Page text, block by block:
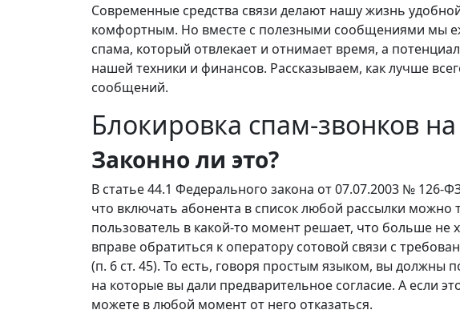
Современные средства связи делают нашу жизнь
комфортным. Но вместе с полезными сообщениями мы
спама, который отвлекает и отнимает время, а
нашей техники и финансов. Рассказываем, как лучше
сообщений.
Блокировка спам-звонков
Законно ли это?
В статье 44.1 Федерального закона от 07.07.2003 № 126-
что включать абонента в список любой рассылки можно
пользователь в какой-то момент решает, что больше не
вправе обратиться к оператору сотовой связи с
(п. 6 ст. 45). То есть, говоря простым языком, вы должны
на которые вы дали предварительное согласие. А если
можете в любой момент от него отказаться.